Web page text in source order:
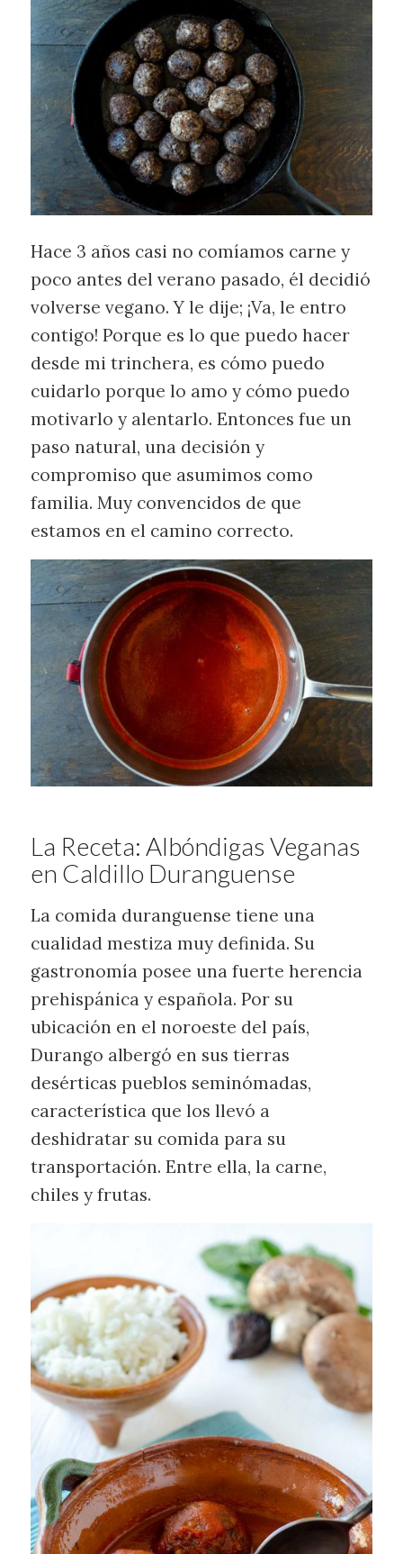
Hace 3 años casi no comíamos carne y
poco antes del verano pasado, él decidió
volverse vegano. Y le dije; ¡Va, le entro
contigo! Porque es lo que puedo hacer
desde mi trinchera, es cómo puedo
cuidarlo porque lo amo y cómo puedo
motivarlo y alentarlo. Entonces fue un
paso natural, una decisión y
compromiso que asumimos como
familia. Muy convencidos de que
estamos en el camino correcto.
La Receta: Albóndigas Veganas
en Caldillo Duranguense
La comida duranguense tiene una
cualidad mestiza muy definida. Su
gastronomía posee una fuerte herencia
prehispánica y española. Por su
ubicación en el noroeste del país,
Durango albergó en sus tierras
desérticas pueblos seminómadas,
característica que los llevó a
deshidratar su comida para su
transportación. Entre ella, la carne,
chiles y frutas.